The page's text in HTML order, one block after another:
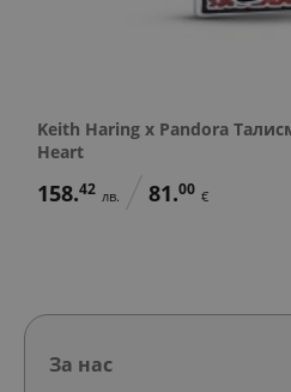
Keith Haring x Pandora
Heart
158.42 лв. 81.00 €
За нас